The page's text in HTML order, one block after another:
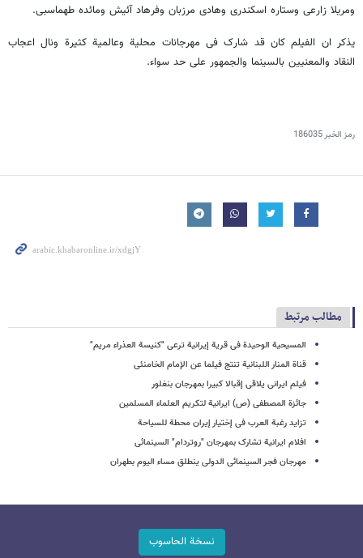
ومریلا زارعی وستاره اسکندری وهادی مرزبان وفرهاد آئیش ومائده طهماسبی.
یذکر ان الفیلم کان قد شارک فی مهرجانات محلیة وعالمیة کثیرة ونال اعجاب
النقاد والمعنیین بالسینما والجمهور على حد سواء.
رمز الخبر186035
مطالب مرتبط
المسیحیة الوحیدة فی قریة إیرانیة ترعى "کنیسة العذراء مریم"
قناة المنار اللبنانیة تنتج فیلما عن الإمام الخامنئی
فیلم ایرانی یلاقی إقبالا کبیرا بمهرجان بنغلور
جائزة المصطفى (ص) ایرانیة لتکریم العلماء المسلمین
تزاید رغبة العرب فی إختیار إیران محطة للسیاحة
افلام ایرانیة تشارک بمهرجان "روتردام" السینمائی
مهرجان فجر السینمائی الدولی ینطلق مساء الیوم بطهران
نسخة الحاسوب